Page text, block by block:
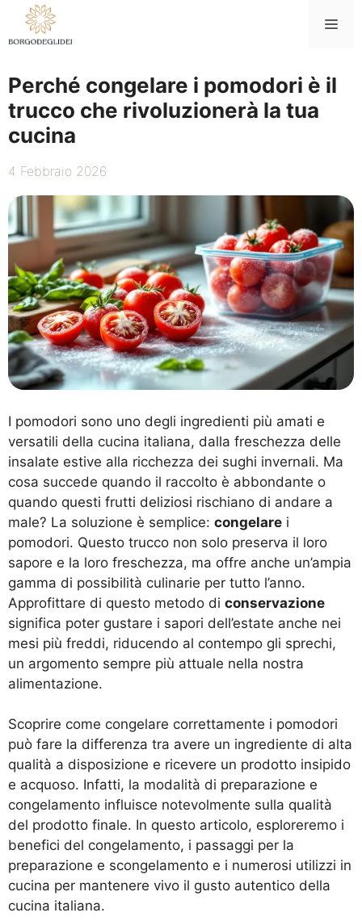
contenuto
Perché congelare i pomodori è il
trucco che rivoluzionerà la tua
cucina
4 Febbraio 2026
I pomodori sono uno degli ingredienti più amati e
versatili della cucina italiana, dalla freschezza delle
insalate estive alla ricchezza dei sughi invernali. Ma
cosa succede quando il raccolto è abbondante o
quando questi frutti deliziosi rischiano di andare a
male? La soluzione è semplice: congelare i
pomodori. Questo trucco non solo preserva il loro
sapore e la loro freschezza, ma offre anche un’ampia
gamma di possibilità culinarie per tutto l’anno.
Approfittare di questo metodo di conservazione
significa poter gustare i sapori dell’estate anche nei
mesi più freddi, riducendo al contempo gli sprechi,
un argomento sempre più attuale nella nostra
alimentazione.
Scoprire come congelare correttamente i pomodori
può fare la differenza tra avere un ingrediente di alta
qualità a disposizione e ricevere un prodotto insipido
e acquoso. Infatti, la modalità di preparazione e
congelamento influisce notevolmente sulla qualità
del prodotto finale. In questo articolo, esploreremo i
benefici del congelamento, i passaggi per la
preparazione e scongelamento e i numerosi utilizzi in
cucina per mantenere vivo il gusto autentico della
cucina italiana.